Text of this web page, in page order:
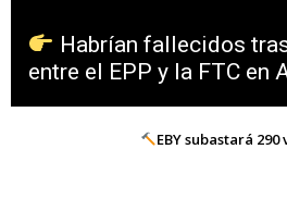
Habrían fallecidos
entre el EPP y la FTC en
EBY subastará